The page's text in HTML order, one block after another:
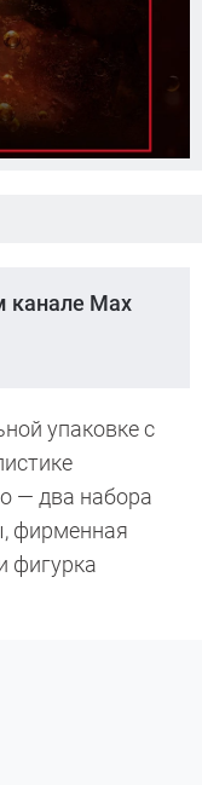
канале Max
упаковке с
— два набора
фирменная
фигурка